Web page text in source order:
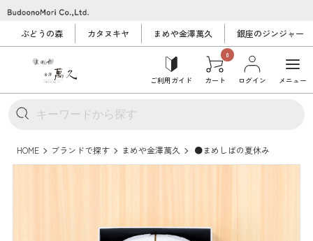
ぶどうの森 カタヌキヤ まめや金澤萬久 銀座のジンジャー
ご利用ガイド
0
カート ログイン メニュー
HOME ブランドで探す まめや金澤萬久 ●まめしばの夏休み